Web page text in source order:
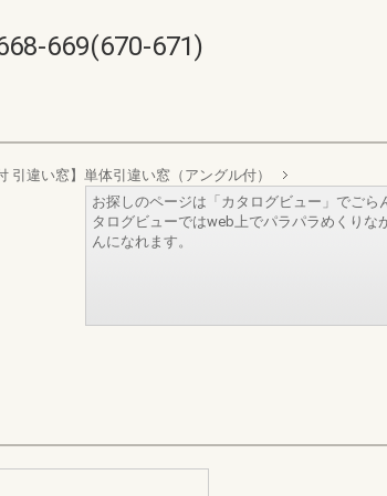
669(670-671)
引違い窓】単体引違い窓（アングル付）
お探しのページは「カタログビュー」でごら
タログビューではweb上でパラパラめくりな
んになれます。